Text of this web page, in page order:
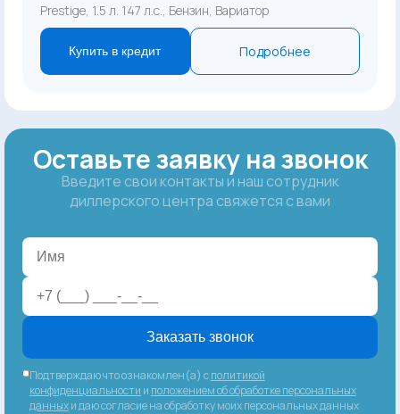
Prestige, 1.5 л. 147 л.с., Бензин, Вариатор
Купить в кредит Подробнее
Оставьте заявку на звонок
Введите свои контакты и наш сотрудник
диллерского центра свяжется с вами
Заказать звонок
Подтверждаю что ознакомлен(а) сполитикой
конфиденциальности и положением об обработке персональных
данныхи даю согласие на обработку моих персональных данных